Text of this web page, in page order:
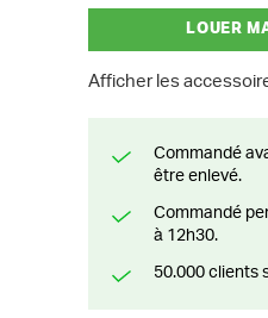
LOUER
Afficher les
Commandé avant 13h pendant la semaine? Livré le jour suivant ou prêt à
être enlevé.
Commandé pendant le weekend? Livré ou prêt à être enlevé à partir du lundi
à 12h30.
50.000